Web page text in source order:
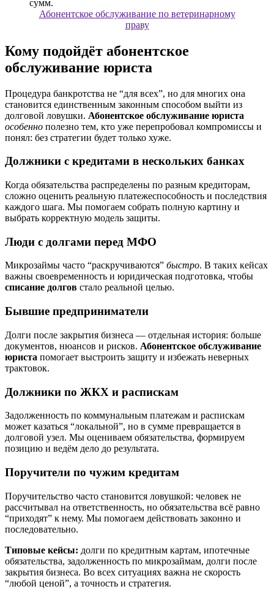
Абонентское обслуживание по ветеринарному
праву
Кому подойдёт абонентское
обслуживание юриста
Процедура банкротства не “для всех”, но для многих она
становится единственным законным способом выйти из
долговой ловушки. Абонентское обслуживание юриста
особенно полезно тем, кто уже перепробовал компромиссы и
понял: без стратегии будет только хуже.
Должники с кредитами в нескольких банках
Когда обязательства распределены по разным кредиторам,
сложно оценить реальную платежеспособность и последствия
каждого шага. Мы помогаем собрать полную картину и
выбрать корректную модель защиты.
Люди с долгами перед МФО
Микрозаймы часто “раскручиваются” быстро. В таких кейсах
важны своевременность и юридическая подготовка, чтобы
списание долгов стало реальной целью.
Бывшие предприниматели
Долги после закрытия бизнеса — отдельная история: больше
документов, нюансов и рисков. Абонентское обслуживание
юриста помогает выстроить защиту и избежать неверных
трактовок.
Должники по ЖКХ и распискам
Задолженность по коммунальным платежам и распискам
может казаться “локальной”, но в сумме превращается в
долговой узел. Мы оцениваем обязательства, формируем
позицию и ведём дело до результата.
Поручители по чужим кредитам
Поручительство часто становится ловушкой: человек не
рассчитывал на ответственность, но обязательства всё равно
“приходят” к нему. Мы помогаем действовать законно и
последовательно.
Типовые кейсы: долги по кредитным картам, ипотечные
обязательства, задолженность по микрозаймам, долги после
закрытия бизнеса. Во всех ситуациях важна не скорость
“любой ценой”, а точность и стратегия.